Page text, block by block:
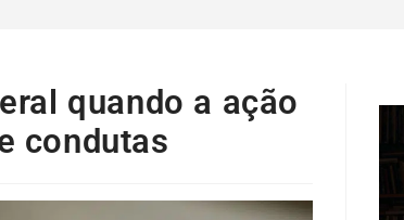
quando a ação
condutas